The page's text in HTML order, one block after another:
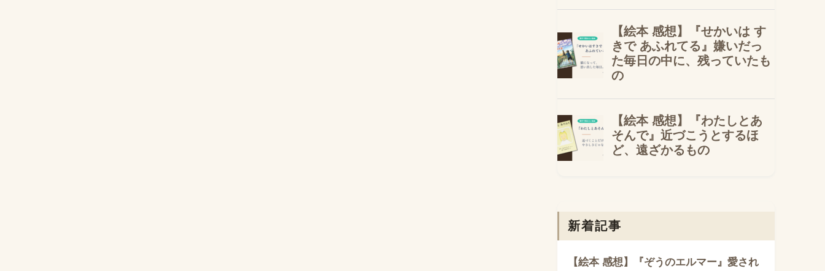
新着記事
【絵本 感想】『ぞうのエルマー』愛され